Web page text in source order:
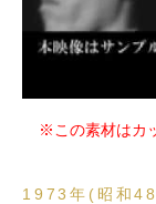
※この素材はカ
1973年(昭和